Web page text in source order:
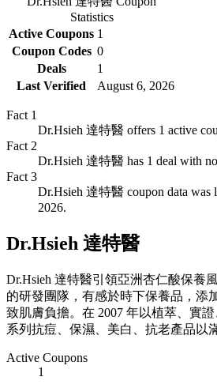
Statistics
Active Coupons 1
Coupon Codes 0
Deals
1
Last Verified
August 6, 2026
Fact 1
Dr.Hsieh 達特醫 offers 1 active
Fact 2
Dr.Hsieh 達特醫 has 1 deal with
Fact 3
Dr.Hsieh 達特醫 coupon data was
2026.
Dr.Hsieh 達特醫
Dr.Hsieh 達特醫引領亞洲杏仁酸保養
的研發團隊，有感於時下保養品，添
致肌膚負擔。在 2007 年以植萃、實
系列抗痘、保濕、美白、抗老產品以
Active Coupons
1